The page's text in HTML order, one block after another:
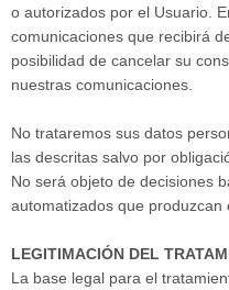
o autorizados por el Usuario.
comunicaciones que recibirá
posibilidad de cancelar su
nuestras comunicaciones.
No trataremos sus datos
las descritas salvo por
No será objeto de decisiones
automatizados que produzcan
LEGITIMACIÓN DEL
La base legal para el